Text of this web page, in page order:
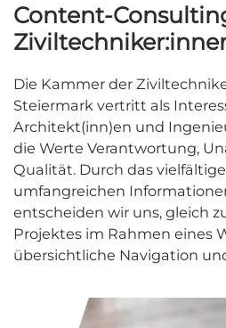
Content-
Die Kammer der
Steiermark vertritt als
Architekt(inn)en und
die Werte Verantwortung,
Qualität. Durch das
umfangreichen
entscheiden wir uns, gleich
Projektes im Rahmen eines
übersichtliche Navigation